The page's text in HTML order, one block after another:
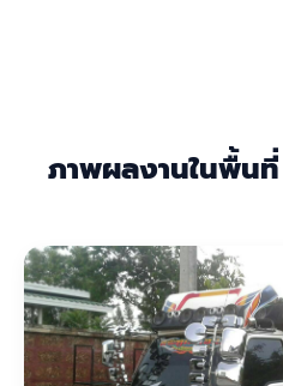
ภาพผลงานในพื้น